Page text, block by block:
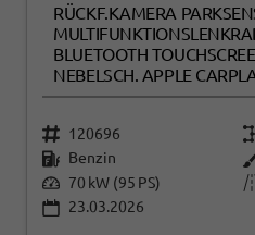
RÜCKF.KAMERA
BLUETOOTH
NEBELSCH. APPLE
120696
Benzin
70 kW (95 PS)
23.03.2026